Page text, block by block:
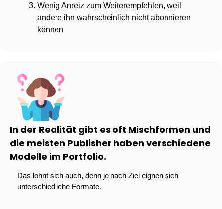
Wenig Anreiz zum Weiterempfehlen, weil
andere ihn wahrscheinlich nicht abonnieren
können
In der Realität gibt es oft Mischformen und
die meisten Publisher haben verschiedene
Modelle im Portfolio.
Das lohnt sich auch, denn je nach Ziel eignen sich
unterschiedliche Formate.